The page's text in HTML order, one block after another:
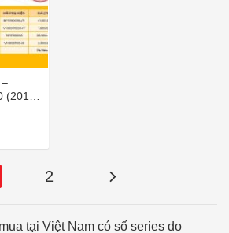
(2015-
₫
2
tại Việt Nam có số series do